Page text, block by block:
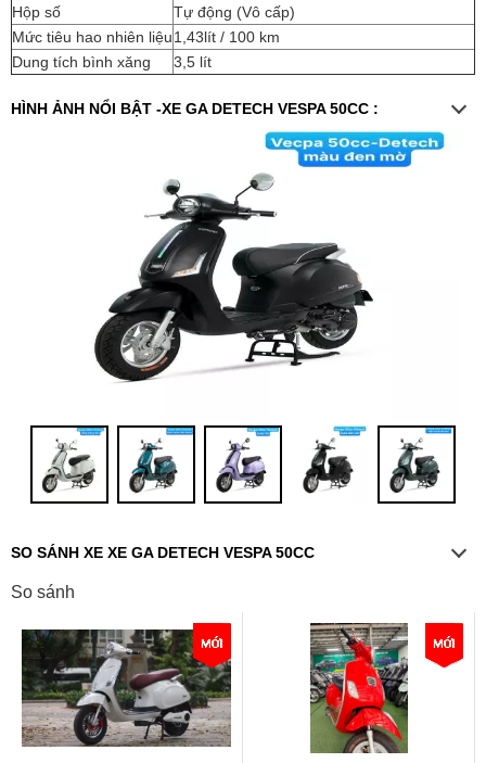
Hộp số
Tự động (Vô cấp)
Mức tiêu hao nhiên liệu1,43lít / 100 km
Dung tích bình xăng
3,5 lít
HÌNH ẢNH NỔI BẬT -XE GA DETECH VESPA 50CC :
SO SÁNH XE XE GA DETECH VESPA 50CC
So sánh